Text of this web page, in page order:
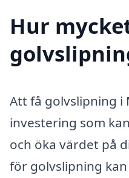
Hur
Att få golvslipning i
investering som
och öka värdet på
för golvslipning